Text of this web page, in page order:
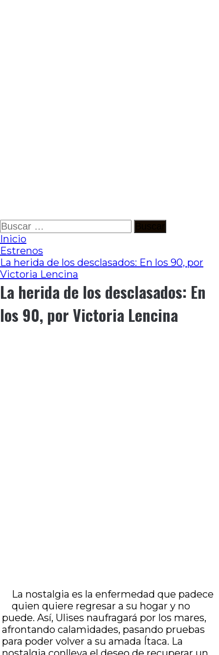
Ir
al
contenido
Buscar:
Inicio
Estrenos
La herida de los desclasados: En los 90, por
Victoria Lencina
La herida de los desclasados: En
los 90, por Victoria Lencina
La nostalgia es la enfermedad que padece
quien quiere regresar a su hogar y no
puede. Así, Ulises naufragará por los mares,
afrontando calamidades, pasando pruebas
para poder volver a su amada Ítaca. La